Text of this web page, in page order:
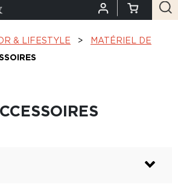
& LIFESTYLE
MATÉRIEL DE